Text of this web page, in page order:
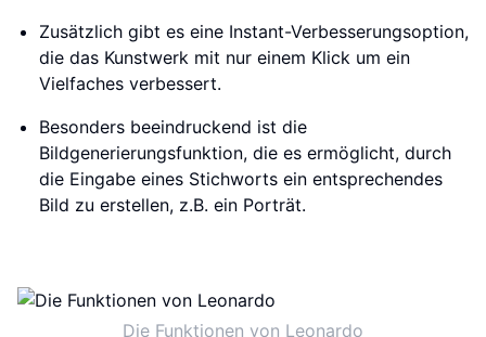
Zusätzlich gibt es eine Instant-Verbesserungsoption,
die das Kunstwerk mit nur einem Klick um ein
Vielfaches verbessert.
Besonders beeindruckend ist die
Bildgenerierungsfunktion, die es ermöglicht, durch
die Eingabe eines Stichworts ein entsprechendes
Bild zu erstellen, z.B. ein Porträt.
Die Funktionen von Leonardo